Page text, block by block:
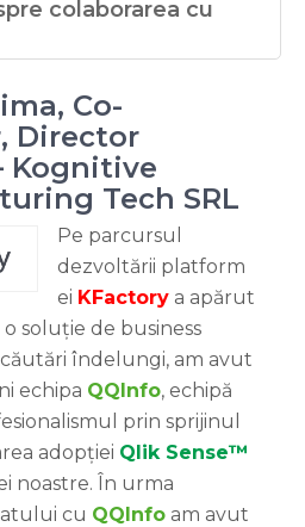
colaborarea cu
Co-
Director
Kognitive
Tech SRL
Pe parcursul
dezvoltării platform
ei KFactory a apărut
soluție de business
îndelungi, am avut
echipa QQInfo, echipă
prin sprijinul
adopției Qlik Sense™
noastre. În urma
cu QQInfo am avut